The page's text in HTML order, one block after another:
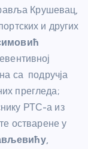
Крушевац,
и других
са подручја
прегледа;
РТС-а из
остварене у
,